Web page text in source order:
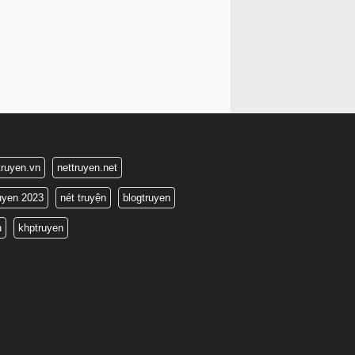
nettruyen.net
2023 nét truyện blogtruyen
khptruyen